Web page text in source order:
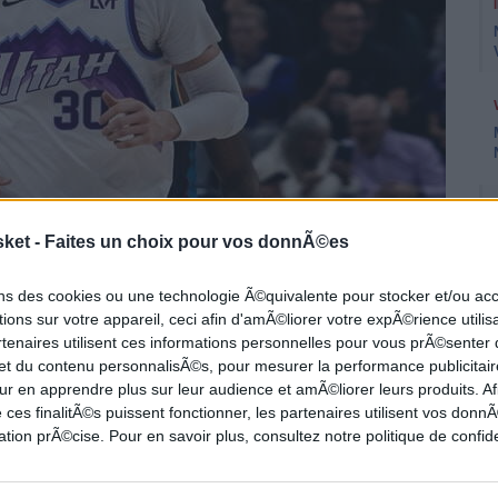
- Faites un choix pour vos donnÃ©es
des cookies ou une technologie Ã©quivalente pour stocker et/ou
sur votre appareil, ceci afin d'amÃ©liorer votre expÃ©rience
utilisent ces informations personnelles pour vous prÃ©senter
du contenu personnalisÃ©s, pour mesurer la performance
en apprendre plus sur leur audience et amÃ©liorer leurs produits.
ces finalitÃ©s puissent fonctionner, les partenaires utilisent vos
prÃ©cise. Pour en savoir plus, consultez notre politique de
technique et apprécié par son coach pour
le plus important reste en suspens.